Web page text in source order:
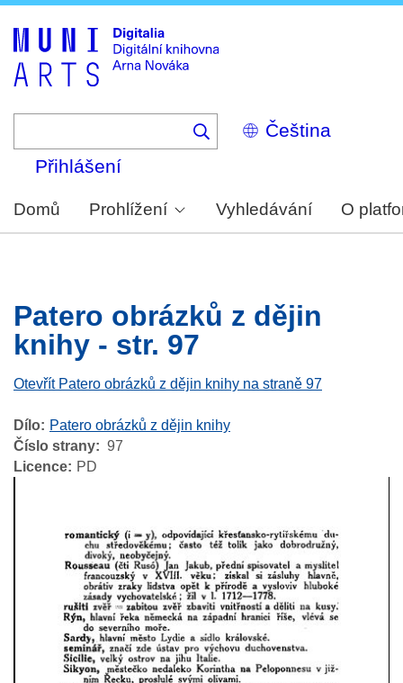
Select
your
Přihlášení
Domů Prohlížení Vyhledávání O
Patero obrázků z dějin
knihy - str. 97
Otevřít Patero obrázků z dějin knihy na straně 97
Dílo
Patero obrázků z dějin knihy
Číslo strany
97
Licence
PD